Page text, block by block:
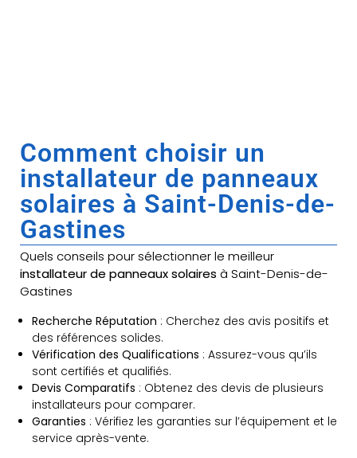
Comment choisir un
installateur de panneaux
solaires à Saint-Denis-de-
Gastines
Quels conseils pour sélectionner le meilleur
installateur de panneaux solaires à Saint-Denis-de-
Gastines
Recherche Réputation : Cherchez des avis positifs et
des références solides.
Vérification des Qualifications : Assurez-vous qu’ils
sont certifiés et qualifiés.
Devis Comparatifs : Obtenez des devis de plusieurs
installateurs pour comparer.
Garanties : Vérifiez les garanties sur l’équipement et le
service après-vente.